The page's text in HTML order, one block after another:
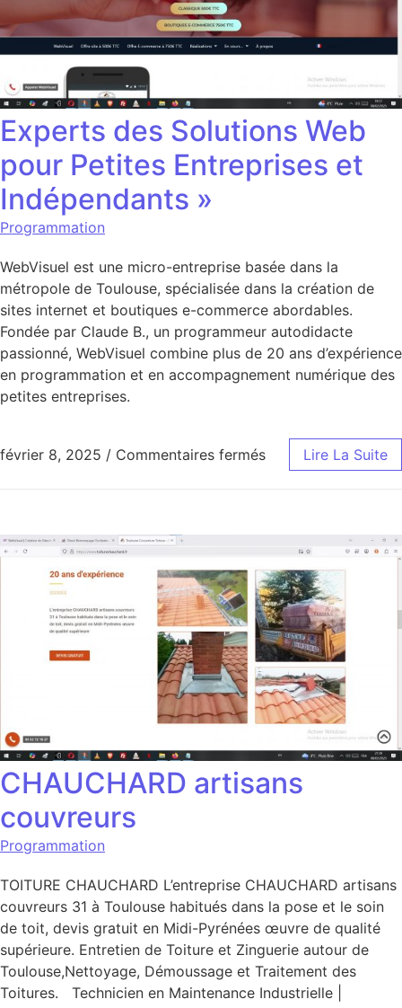
Experts des Solutions Web
pour Petites Entreprises et
Indépendants »
Programmation
WebVisuel est une micro-entreprise basée dans la
métropole de Toulouse, spécialisée dans la création de
sites internet et boutiques e-commerce abordables.
Fondée par Claude B., un programmeur autodidacte
passionné, WebVisuel combine plus de 20 ans d’expérience
en programmation et en accompagnement numérique des
petites entreprises.
février 8, 2025 / Commentaires ferméssur Experts des
Lire La Suite
CHAUCHARD artisans
couvreurs
Programmation
TOITURE CHAUCHARD L’entreprise CHAUCHARD artisans
couvreurs 31 à Toulouse habitués dans la pose et le soin
de toit, devis gratuit en Midi-Pyrénées œuvre de qualité
supérieure. Entretien de Toiture et Zinguerie autour de
Toulouse,Nettoyage, Démoussage et Traitement des
Toitures. Technicien en Maintenance Industrielle |